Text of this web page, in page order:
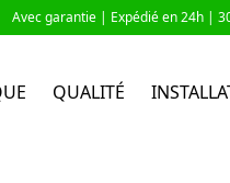
Avec garantie | Expédié en 24h |
QUALITÉ